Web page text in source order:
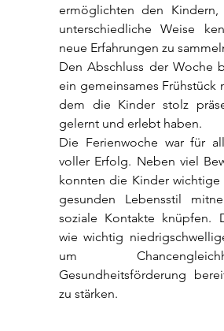
ermöglichten den
unterschiedliche Weise
neue Erfahrungen zu
Den Abschluss der Woche
ein gemeinsames Frühstück
dem die Kinder stolz
gelernt und erlebt haben.
Die Ferienwoche war für
voller Erfolg. Neben viel
konnten die Kinder
gesunden Lebensstil
soziale Kontakte knüpfen.
wie wichtig
um
Gesundheitsförderung
zu stärken.